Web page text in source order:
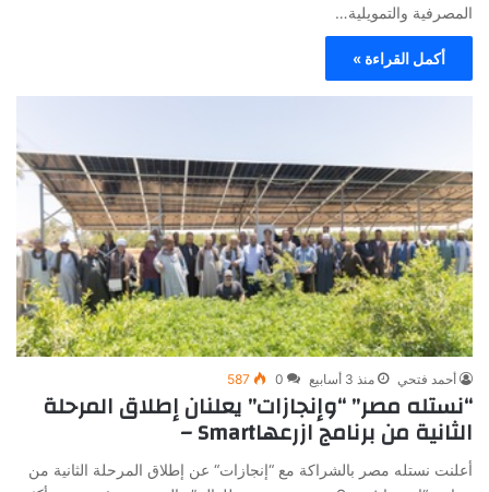
المصرفية والتمويلية…
أكمل القراءة »
أحمد فتحي منذ 3 أسابيع 0
587
“نستله مصر” “وإنجازات” يعلنان إطلاق المرحلة
الثانية من برنامج ازرعهاSmart –
أعلنت نستله مصر بالشراكة مع “إنجازات“ عن إطلاق المرحلة الثانية من